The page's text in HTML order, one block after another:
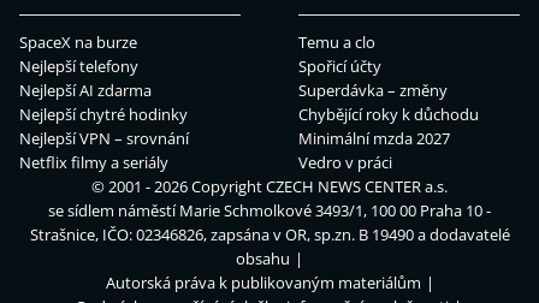
SpaceX na burze
Nejlepší telefony
Nejlepší AI zdarma
Nejlepší chytré hodinky
Nejlepší VPN – srovnání
Netflix filmy a seriály
Temu a clo
Spořicí účty
Superdávka – změny
Chybějící roky k důchodu
Minimální mzda 2027
Vedro v práci
© 2001 - 2026 CopyrightCZECH NEWS CENTER a.s.
se sídlem náměstí Marie Schmolkové 3493/1, 100 00 Praha 10 -
Strašnice, IČO: 02346826, zapsána v OR, sp.zn. B 19490 a dodavatelé
obsahu
Autorská práva k publikovaným materiálům